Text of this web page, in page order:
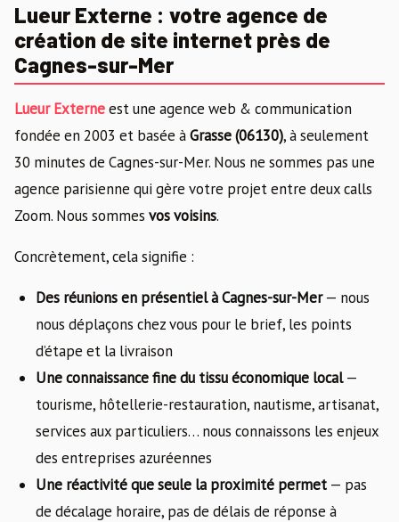
Lueur Externe : votre agence de
création de site internet près de
Cagnes-sur-Mer
Lueur Externeest une agence web & communication
fondée en 2003 et basée àGrasse (06130), à seulement
30 minutes de Cagnes-sur-Mer. Nous ne sommes pas une
agence parisienne qui gère votre projet entre deux calls
Zoom. Nous sommes vos voisins.
Concrètement, cela signifie :
Des réunions en présentiel à Cagnes-sur-Mer— nous
nous déplaçons chez vous pour le brief, les points
d’étape et la livraison
Une connaissance fine du tissu économique local—
tourisme, hôtellerie-restauration, nautisme, artisanat,
services aux particuliers… nous connaissons les enjeux
des entreprises azuréennes
Une réactivité que seule la proximité permet — pas
de décalage horaire, pas de délais de réponse à